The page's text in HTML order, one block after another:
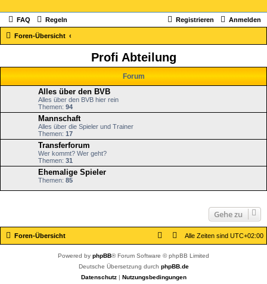
FAQ Regeln Anmelden
Registrieren
Foren-Übersicht
Profi Abteilung
Forum
Alles über den BVB
Alles über den BVB hier rein
Themen: 94
Mannschaft
Alles über die Spieler und Trainer
Themen: 17
Transferforum
Wer kommt? Wer geht?
Themen: 31
Ehemalige Spieler
Themen: 85
Gehe zu
Foren-Übersicht Alle Zeiten sind UTC+02:00
Powered by phpBB® Forum Software © phpBB Limited
Deutsche Übersetzung durch phpBB.de
Datenschutz| Nutzungsbedingungen